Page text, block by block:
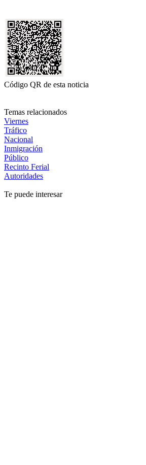
Código QR de esta noticia
Temas relacionados
Viernes
Tráfico
Nacional
Inmigración
Público
Recinto Ferial
Autoridades
Te puede interesar